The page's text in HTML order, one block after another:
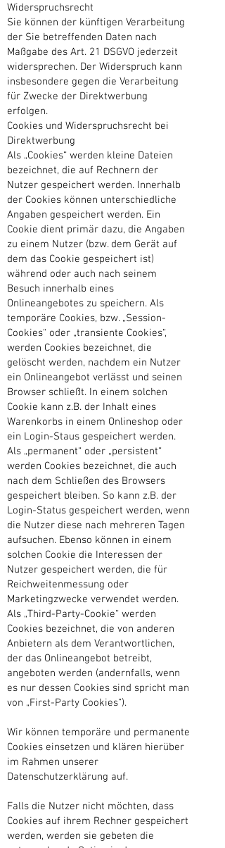
Widerspruchsrecht
Sie können der künftigen Verarbeitung
der Sie betreffenden Daten nach
Maßgabe des Art. 21 DSGVO jederzeit
widersprechen. Der Widerspruch kann
insbesondere gegen die Verarbeitung
für Zwecke der Direktwerbung
erfolgen.
Cookies und Widerspruchsrecht bei
Direktwerbung
Als „Cookies“ werden kleine Dateien
bezeichnet, die auf Rechnern der
Nutzer gespeichert werden. Innerhalb
der Cookies können unterschiedliche
Angaben gespeichert werden. Ein
Cookie dient primär dazu, die Angaben
zu einem Nutzer (bzw. dem Gerät auf
dem das Cookie gespeichert ist)
während oder auch nach seinem
Besuch innerhalb eines
Onlineangebotes zu speichern. Als
temporäre Cookies, bzw. „Session-
Cookies“ oder „transiente Cookies“,
werden Cookies bezeichnet, die
gelöscht werden, nachdem ein Nutzer
ein Onlineangebot verlässt und seinen
Browser schließt. In einem solchen
Cookie kann z.B. der Inhalt eines
Warenkorbs in einem Onlineshop oder
ein Login-Staus gespeichert werden.
Als „permanent“ oder „persistent“
werden Cookies bezeichnet, die auch
nach dem Schließen des Browsers
gespeichert bleiben. So kann z.B. der
Login-Status gespeichert werden, wenn
die Nutzer diese nach mehreren Tagen
aufsuchen. Ebenso können in einem
solchen Cookie die Interessen der
Nutzer gespeichert werden, die für
Reichweitenmessung oder
Marketingzwecke verwendet werden.
Als „Third-Party-Cookie“ werden
Cookies bezeichnet, die von anderen
Anbietern als dem Verantwortlichen,
der das Onlineangebot betreibt,
angeboten werden (andernfalls, wenn
es nur dessen Cookies sind spricht man
von „First-Party Cookies“).
Wir können temporäre und permanente
Cookies einsetzen und klären hierüber
im Rahmen unserer
Datenschutzerklärung auf.
Falls die Nutzer nicht möchten, dass
Cookies auf ihrem Rechner gespeichert
werden, werden sie gebeten die